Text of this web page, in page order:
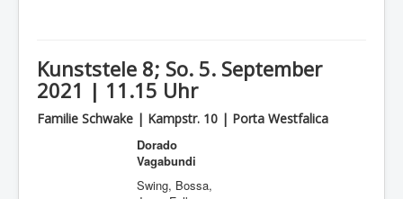
Kunststele 8; So. 5. September
2021 | 11.15 Uhr
Familie Schwake | Kampstr. 10 | Porta Westfalica
Dorado
Vagabundi
Swing, Bossa,